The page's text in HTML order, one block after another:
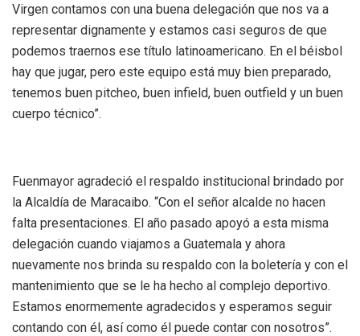
Virgen contamos con una buena delegación que nos va a
representar dignamente y estamos casi seguros de que
podemos traernos ese título latinoamericano. En el béisbol
hay que jugar, pero este equipo está muy bien preparado,
tenemos buen pitcheo, buen infield, buen outfield y un buen
cuerpo técnico”.
‎Fuenmayor agradeció el respaldo institucional brindado por
la Alcaldía de Maracaibo. “Con el señor alcalde no hacen
falta presentaciones. El año pasado apoyó a esta misma
delegación cuando viajamos a Guatemala y ahora
nuevamente nos brinda su respaldo con la boletería y con el
mantenimiento que se le ha hecho al complejo deportivo.
Estamos enormemente agradecidos y esperamos seguir
contando con él, así como él puede contar con nosotros”.